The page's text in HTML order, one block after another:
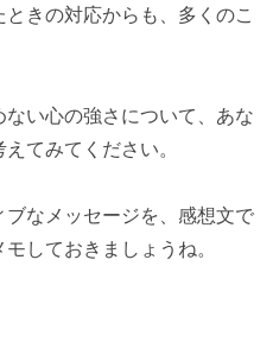
きの対応からも、多くのこ
い心の強さについて、あな
てみてください。
なメッセージを、感想文で
しておきましょうね。